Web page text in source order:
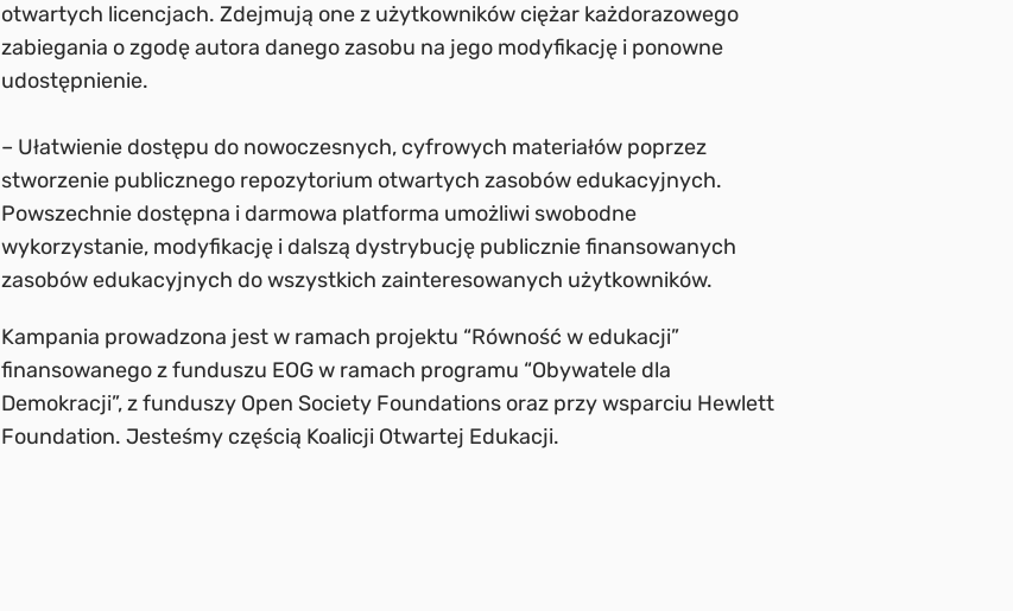
otwartych licencjach. Zdejmują one z użytkowników ciężar każdorazowego
zabiegania o zgodę autora danego zasobu na jego modyfikację i ponowne
udostępnienie.
– Ułatwienie dostępu do nowoczesnych, cyfrowych materiałów poprzez
stworzenie publicznego repozytorium otwartych zasobów edukacyjnych.
Powszechnie dostępna i darmowa platforma umożliwi swobodne
wykorzystanie, modyfikację i dalszą dystrybucję publicznie finansowanych
zasobów edukacyjnych do wszystkich zainteresowanych użytkowników.
Kampania prowadzona jest w ramach projektu “Równość w edukacji”
finansowanego z funduszu EOG w ramach programu “Obywatele dla
Demokracji”, z funduszy Open Society Foundations oraz przy wsparciu Hewlett
Foundation. Jesteśmy częścią Koalicji Otwartej Edukacji.